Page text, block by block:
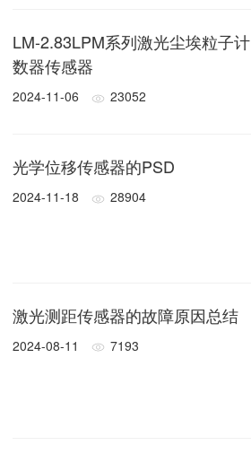
LM-2.83LPM系列激光尘埃粒子计
数器传感器
2024-11-06 23052
光学位移传感器的PSD
2024-11-18 28904
激光测距传感器的故障原因总结
2024-08-11 7193